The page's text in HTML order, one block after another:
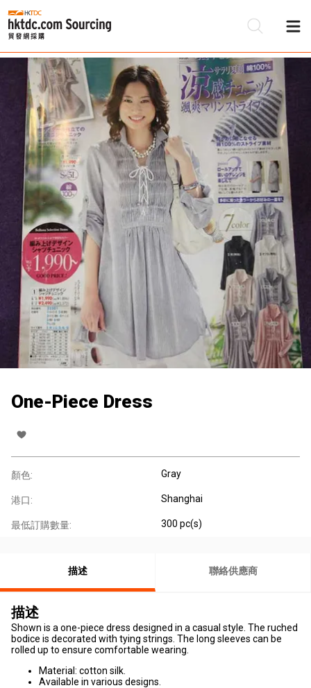
One-Piece Dress
顏色: Gray
港口: Shanghai
最低訂購數量: 300 pc(s)
描述 聯絡供應商
描述
Shown is a one-piece dress designed in a casual style. The ruched
bodice is decorated with tying strings. The long sleeves can be
rolled up to ensure comfortable wearing.
Material: cotton silk.
Available in various designs.